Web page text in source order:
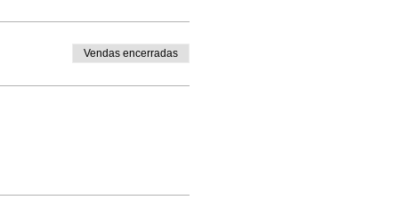
Vendas encerradas